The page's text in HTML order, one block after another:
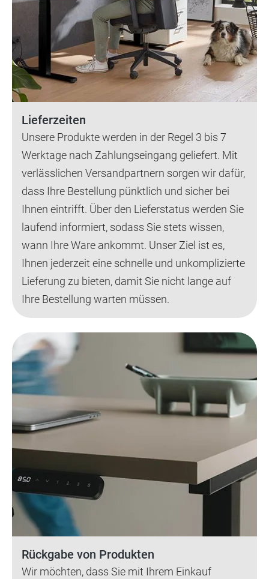
Lieferzeiten
Unsere Produkte werden in der Regel 3 bis 7
Werktage nach Zahlungseingang geliefert. Mit
verlässlichen Versandpartnern sorgen wir dafür,
dass Ihre Bestellung pünktlich und sicher bei
Ihnen eintrifft. Über den Lieferstatus werden Sie
laufend informiert, sodass Sie stets wissen,
wann Ihre Ware ankommt. Unser Ziel ist es,
Ihnen jederzeit eine schnelle und unkomplizierte
Lieferung zu bieten, damit Sie nicht lange auf
Ihre Bestellung warten müssen.
Rückgabe von Produkten
Wir möchten, dass Sie mit Ihrem Einkauf